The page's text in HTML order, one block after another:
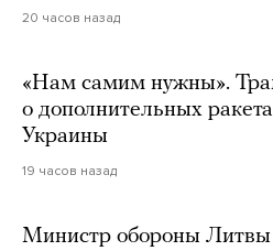
20 часов назад
«Нам самим нужны».
о дополнительных
Украины
19 часов назад
Министр обороны Литвы